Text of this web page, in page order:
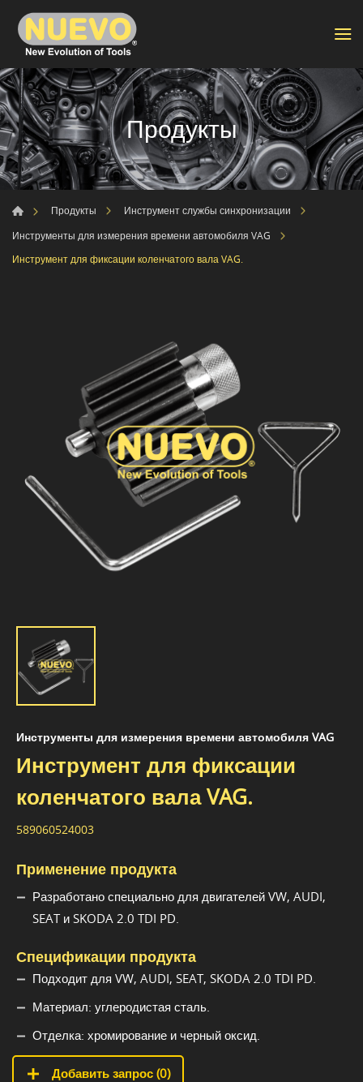
Продукты
Продукты
Инструмент службы синхронизации
Инструменты для измерения времени автомобиля VAG
Инструмент для фиксации коленчатого вала VAG.
Инструменты для измерения времени автомобиля VAG
Инструмент для фиксации
коленчатого вала VAG.
589060524003
Применение продукта
Разработано специально для двигателей VW, AUDI,
SEAT и SKODA 2.0 TDI PD.
Спецификации продукта
Подходит для VW, AUDI, SEAT, SKODA 2.0 TDI PD.
Материал: углеродистая сталь.
Отделка: хромирование и черный оксид.
Добавить запрос (0)